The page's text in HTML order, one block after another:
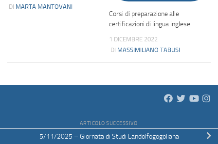
DI MARTA MANTOVANI
Corsi di preparazione alle
certificazioni di lingua inglese
1 DICEMBRE 2022
DI MASSIMILIANO TABUSI
ARTICOLO SUCCESSIVO
5/11/2025 – Giornata di Studi Landolfogogoliana